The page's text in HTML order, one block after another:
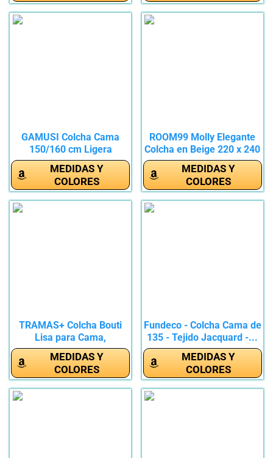
GAMUSI Colcha Cama
150/160 cm Ligera
Entretiempo...
MEDIDAS Y
COLORES
ROOM99 Molly Elegante
Colcha en Beige 220 x 240
cm...
MEDIDAS Y
COLORES
TRAMAS+ Colcha Bouti
Lisa para Cama,
Cubrecamas...
MEDIDAS Y
COLORES
Fundeco - Colcha Cama de
135 - Tejido Jacquard -...
MEDIDAS Y
COLORES